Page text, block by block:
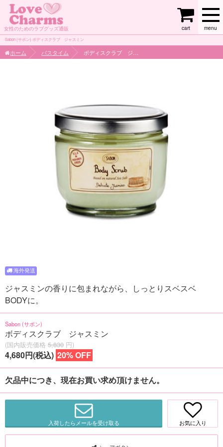
女性のためのラブグッズ通販 menu
cart
Sabon (サボン) ボディスクラブ ジャスミン
ホーム バスタイム
ジャスミンの香りに包まれながら、しっとりスベスベ
BODYに。
Sabon (サボン)
ボディスクラブ ジャスミン
(国内販売価格 5,830 円)
4,680円(税込) 20% OFF
欠品中につき、現在お買い求め頂けません。
入荷したらメールを受け取る お気に入り